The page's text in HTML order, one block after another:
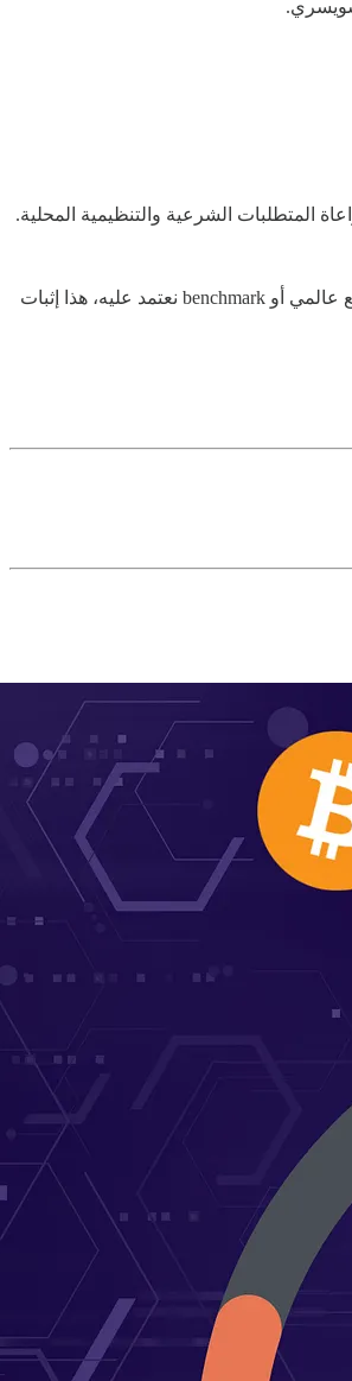
المتطلبات الشرعية والتنظيمية المحلية.
“ أخذ منّا الموضوع قرابة السنة من البحث والاجتهاد، لأننا كنا نوائم العملية كاملة على البلوك تشين ونتأكد من شرعيتها بعقد “وعدين” (double wa’ad)، وبدون أي مرجع عالمي أو benchmark نعتمد عليه، هذا إثبات